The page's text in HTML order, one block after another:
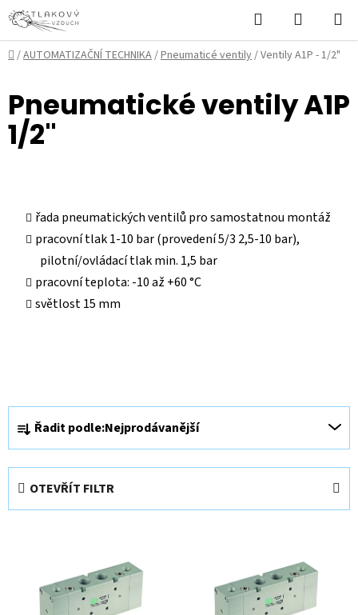
Přejít
na
obsah
Hledat
KOŠÍK
Domů
/AUTOMATIZAČNÍ TECHNIKA/Pneumaticé ventily/Ventily A1P - 1/2"
Pneumatické ventily A1P
1/2"
řada pneumatických ventilů pro samostatnou montáž
pracovní tlak 1-10 bar (provedení 5/3 2,5-10 bar),
pilotní/ovládací tlak min. 1,5 bar
pracovní teplota: -10 až +60 °C
světlost 15 mm
Ř
a
z
e
n
í
Řadit podle:Nejprodávanější
OTEVŘÍT FILTR